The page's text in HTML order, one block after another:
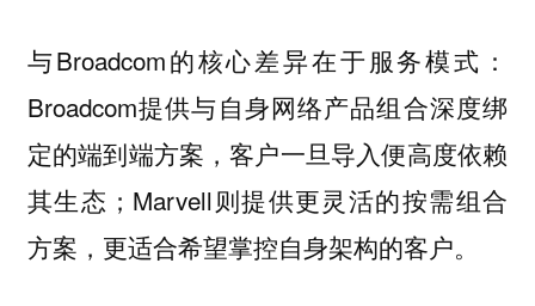
与Broadcom的核心差异在于服务模式：
Broadcom提供与自身网络产品组合深度绑
定的端到端方案，客户一旦导入便高度依赖
其生态；Marvell则提供更灵活的按需组合
方案，更适合希望掌控自身架构的客户。